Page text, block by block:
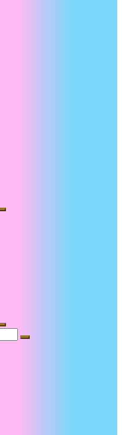
Suche
Suche
Suche